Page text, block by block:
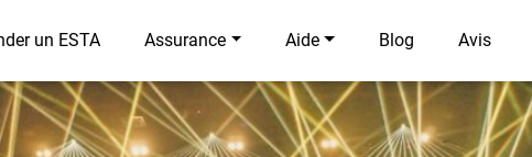
un ESTA Assurance Aide Blog Avis